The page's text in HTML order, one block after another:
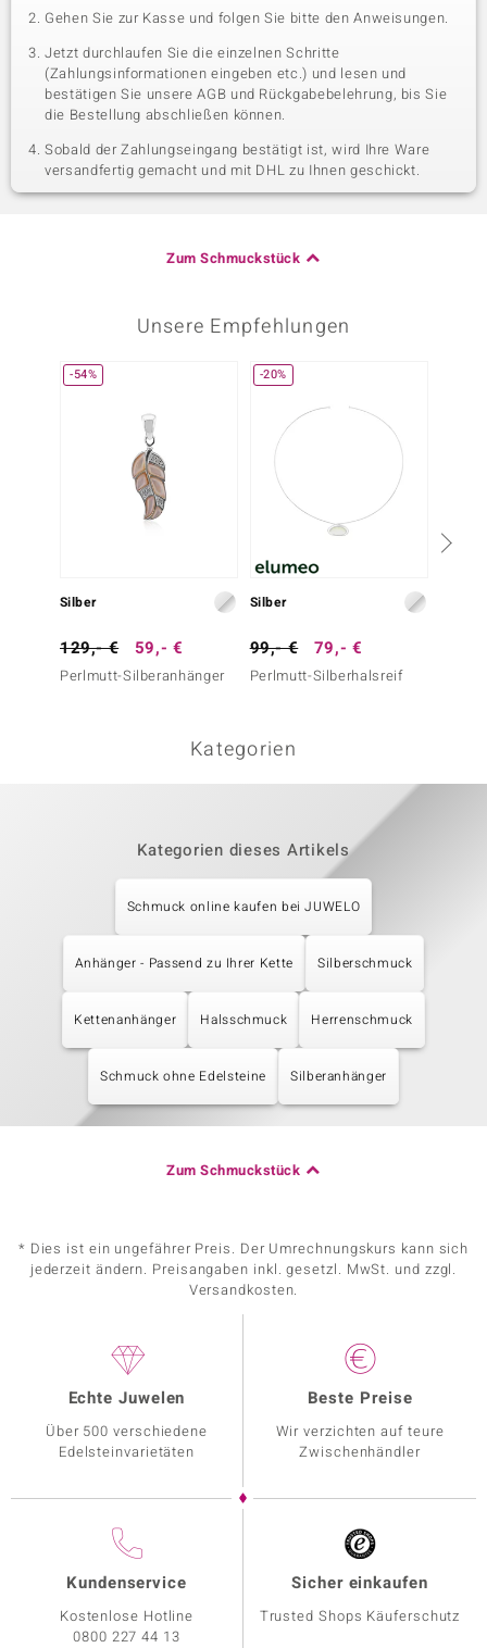
Gehen Sie zur Kasse und folgen Sie bitte den Anweisungen.
Jetzt durchlaufen Sie die einzelnen Schritte
(Zahlungsinformationen eingeben etc.) und lesen und
bestätigen Sie unsere AGB und Rückgabebelehrung, bis Sie
die Bestellung abschließen können.
Sobald der Zahlungseingang bestätigt ist, wird Ihre Ware
versandfertig gemacht und mit DHL zu Ihnen geschickt.
Zum Schmuckstück
Unsere Empfehlungen
-54%
Silber
129,- € 59,- €
Perlmutt-Silberanhänger
-20%
Silber
99,- € 79,- €
Perlmutt-Silberhalsreif
Kategorien
Kategorien dieses Artikels
Schmuck online kaufen bei JUWELO
Anhänger - Passend zu Ihrer Kette Silberschmuck
Kettenanhänger Halsschmuck Herrenschmuck
Schmuck ohne Edelsteine Silberanhänger
Zum Schmuckstück
* Dies ist ein ungefährer Preis. Der Umrechnungskurs kann sich
jederzeit ändern. Preisangaben inkl. gesetzl. MwSt. und zzgl.
Versandkosten.
Echte Juwelen
Über 500 verschiedene
Edelsteinvarietäten
Beste Preise
Wir verzichten auf teure
Zwischenhändler
Kundenservice
Kostenlose Hotline
0800 227 44 13
Sicher einkaufen
Trusted Shops Käuferschutz